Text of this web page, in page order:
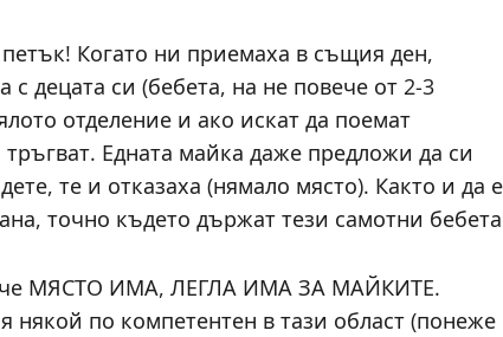
Когато ни приемаха в същия ден,
децата си (бебета, на не повече от 2-3
отделение и ако искат да поемат
Едната майка даже предложи да си
те и отказаха (нямало място). Както и да
точно където държат тези самотни
че МЯСТО ИМА, ЛЕГЛА ИМА ЗА МАЙКИТЕ.
по компетентен в тази област (понеже